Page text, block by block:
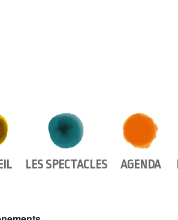
LES SPECTACLES AGENDA